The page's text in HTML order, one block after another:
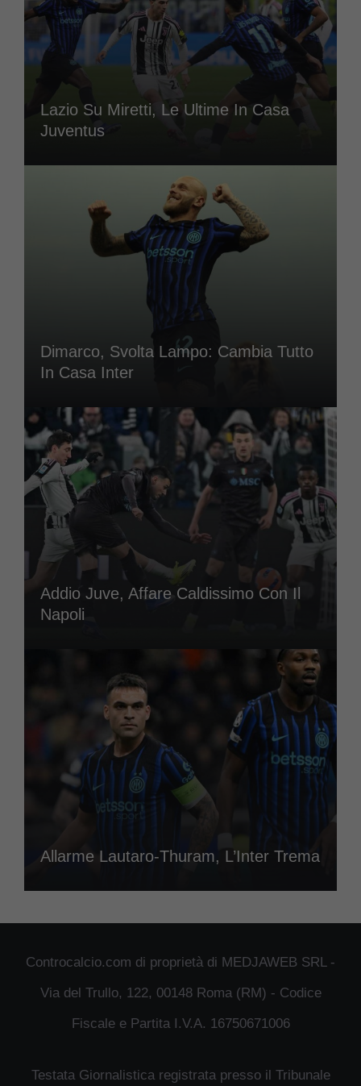
Lazio Su Miretti, Le Ultime In Casa
Juventus
Dimarco, Svolta Lampo: Cambia Tutto
In Casa Inter
Addio Juve, Affare Caldissimo Con Il
Napoli
Allarme Lautaro-Thuram, L’Inter Trema
Controcalcio.com di proprietà di MEDJAWEB SRL -
Via del Trullo, 122, 00148 Roma (RM) - Codice
Fiscale e Partita I.V.A. 16750671006
Testata Giornalistica registrata presso il Tribunale